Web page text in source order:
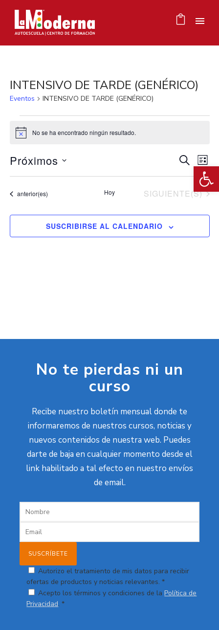
INTENSIVO DE TARDE (GENÉRICO)
Eventos INTENSIVO DE TARDE (GENÉRICO)
Eventos
Aviso No se ha encontrado ningún resultado.
de
BUSCAR
Próximos
fecha.
Eventos
anterior(es) Hoy EVENTOS
SIGUIENTE(S)
SUSCRIBIRSE AL CALENDARIO
No te pierdas ni un
curso
Recibe nuestro boletín mensual donde te
informaremos de nuestros cursos, noticias y
nuevos contenidos de nuestra web. Puedes
darte de baja en cualquier momento desde el
link habilitado a tal efecto en nuestro envíos
de email.
Autorizo el tratamiento de mis datos para recibir
ofertas de productos y noticias relevantes. *
Acepto los términos y condiciones de laPolítica de
Privacidad. *